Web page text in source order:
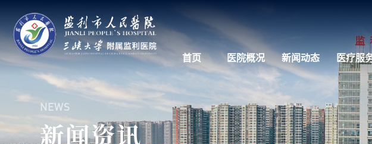
首页 医院概况 新闻动态 医疗服
NEWS
新闻资讯